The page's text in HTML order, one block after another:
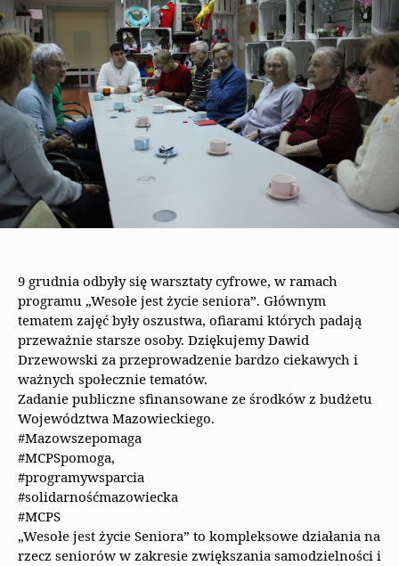
9 grudnia odbyły się warsztaty cyfrowe, w ramach
programu „Wesołe jest życie seniora”. Głównym
tematem zajęć były oszustwa, ofiarami których padają
przeważnie starsze osoby. Dziękujemy Dawid
Drzewowski za przeprowadzenie bardzo ciekawych i
ważnych społecznie tematów.
Zadanie publiczne sfinansowane ze środków z budżetu
Województwa Mazowieckiego.
#Mazowszepomaga
#MCPSpomoga,
#programywsparcia
#solidarnośćmazowiecka
#MCPS
„Wesołe jest życie Seniora” to kompleksowe działania na
rzecz seniorów w zakresie zwiększania samodzielności i